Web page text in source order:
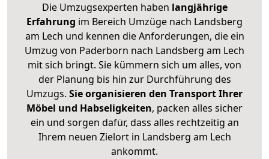
Die Umzugsexperten haben langjährige
Erfahrung im Bereich Umzüge nach Landsberg
am Lech und kennen die Anforderungen, die ein
Umzug von Paderborn nach Landsberg am Lech
mit sich bringt. Sie kümmern sich um alles, von
der Planung bis hin zur Durchführung des
Umzugs. Sie organisieren den Transport Ihrer
Möbel und Habseligkeiten, packen alles sicher
ein und sorgen dafür, dass alles rechtzeitig an
Ihrem neuen Zielort in Landsberg am Lech
ankommt.